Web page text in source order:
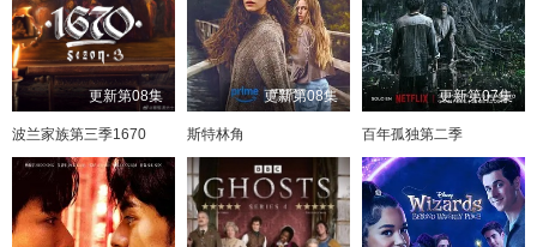
更新第08集
波兰家族第三季1670
更新第08集
斯特林角
更新第07集
百年孤独第二季